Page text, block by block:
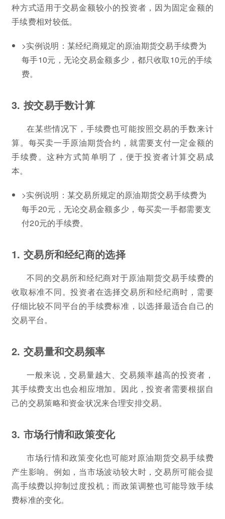
种方式适用于交易金额较小的投资者，因为固定金额的
手续费相对较低。
>实例说明：某经纪商规定的原油期货交易手续费为
每手10元，无论交易金额多少，都只收取10元的手续
费。
3. 按交易手数计算
在某些情况下，手续费也可能按照交易的手数来计
算。每买卖一手原油期货合约，就需要支付一定金额的
手续费。这种方式简单明了，便于投资者计算交易成
本。
>实例说明：某交易所规定的原油期货交易手续费为
每手20元，无论交易金额多少，每买卖一手都需要支
付20元的手续费。
1. 交易所和经纪商的选择
不同的交易所和经纪商对于原油期货交易手续费的
收取标准不同。投资者在选择交易所和经纪商时，需要
仔细比较不同平台的手续费标准，以选择最适合自己的
交易平台。
2. 交易量和交易频率
一般来说，交易量越大、交易频率越高的投资者，
其手续费支出也会相应增加。因此，投资者需要根据自
己的交易策略和资金状况来合理安排交易。
3. 市场行情和政策变化
市场行情和政策变化也可能对原油期货交易手续费
产生影响。例如，当市场波动较大时，交易所可能会提
高手续费以抑制过度投机；而政策调整也可能导致手续
费标准的变化。